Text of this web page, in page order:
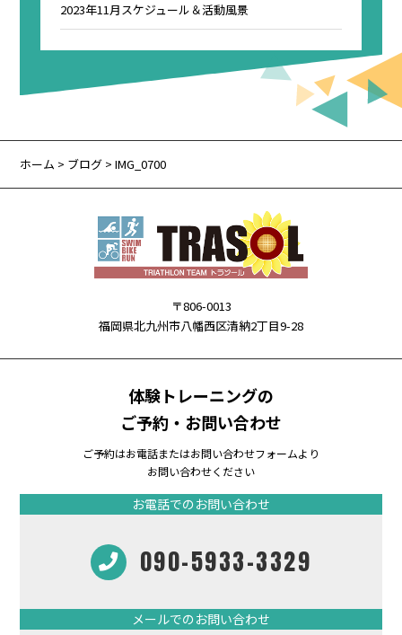
2023年11月スケジュール＆活動風景
ホーム > ブログ > IMG_0700
〒806-0013
福岡県北九州市八幡西区清納2丁目9-28
体験トレーニングの
ご予約・お問い合わせ
ご予約はお電話またはお問い合わせフォームより
お問い合わせください
お電話でのお問い合わせ
090-5933-3329
メールでのお問い合わせ